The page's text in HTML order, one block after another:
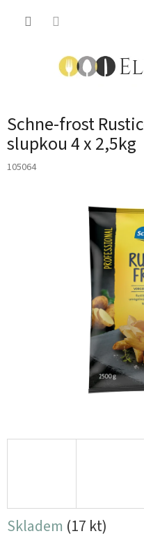
Schne-frost
slupkou 4 x 2,5kg
105064
Skladem (17 kt)